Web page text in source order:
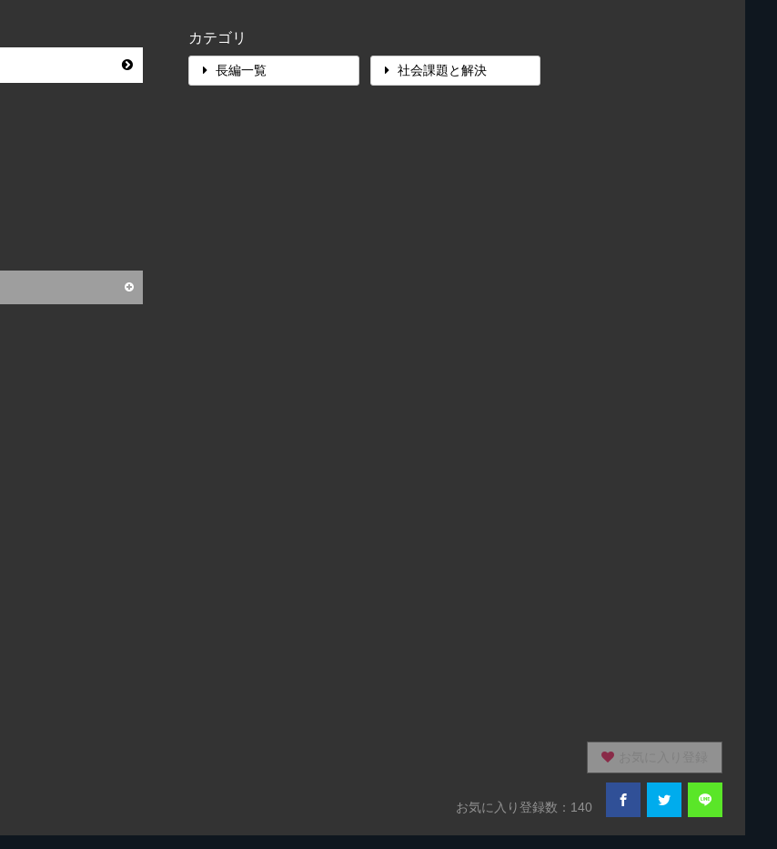
カテゴリ
長編一覧 社会課題と解決
お気に入り登録数：140